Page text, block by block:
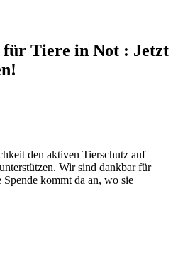
für Tiere in Not : Jetzt
den aktiven Tierschutz auf
Wir sind dankbar für
kommt da an, wo sie